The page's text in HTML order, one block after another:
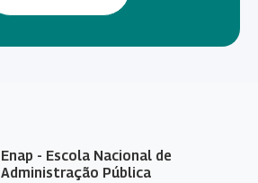
Enap - Escola Nacional de
Administração Pública